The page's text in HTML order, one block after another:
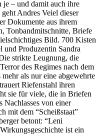
je – und damit auch ihre
Andres Veiel dieser
Dokumente aus ihrem
Tonbandmitschnitte, Briefe
Bild. 700 Kisten
und Produzentin Sandra
strikte Leugnung, die
des Regimes nach dem
als nur eine abgewehrte
Riefenstahl ihren
sie für viele, die in Briefen
Nachlasses von einer
mit dem “Scheißstaat”
betont: “Leni
ist ein